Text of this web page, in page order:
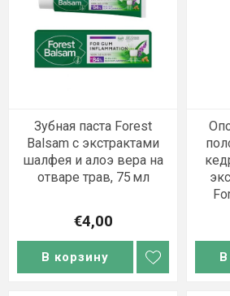
Зубная паста Forest
Balsam с экстрактами
шалфея и алоэ вера на
отваре трав, 75 мл
€4,00
В корзину